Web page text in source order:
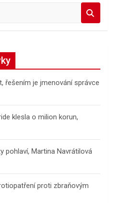
řešením je jmenování správce
klesla o milion korun,
pohlaví, Martina Navrátilová
proti zbraňovým